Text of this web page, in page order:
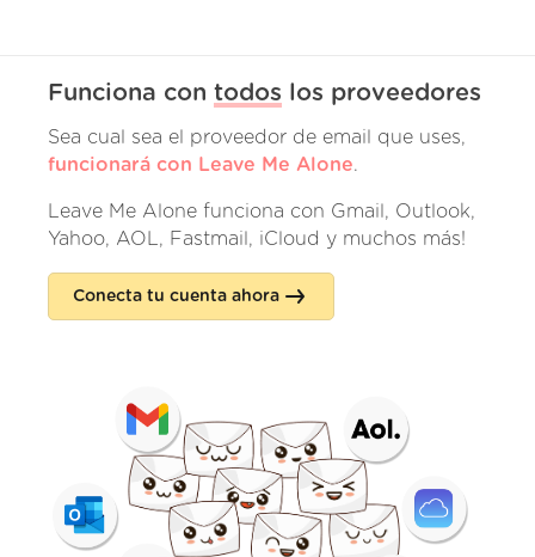
Funciona con todos los proveedores
Sea cual sea el proveedor de email que uses,
funcionará con Leave Me Alone.
Leave Me Alone funciona con Gmail, Outlook,
Yahoo, AOL, Fastmail, iCloud y muchos más!
Conecta tu cuenta ahora